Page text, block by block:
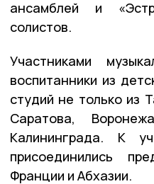
ансамблей и
солистов.
Участниками
воспитанники из
студий не только из
Саратова,
Калининграда. К
присоединились
Франции и Абхазии.